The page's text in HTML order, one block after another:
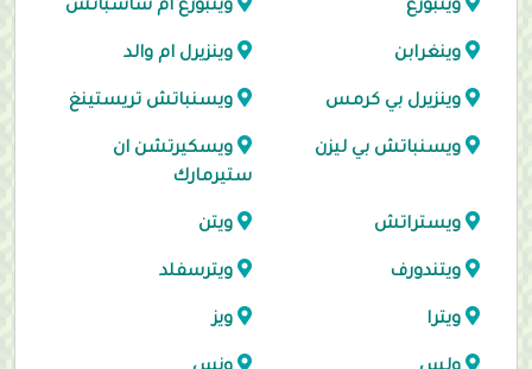
وينبورغ وينبورغ ام ساسباتش
وينغرابن وينزيرل ام والد
وينزيرل بي كرمس ويسنباتش تريستينغ
ويسنباتش بي ليزن
ويسكيرتشن ان
ستيرمارك
ويستراتش ويتن
ويتندورف ويترسفلد
ويترا ويز